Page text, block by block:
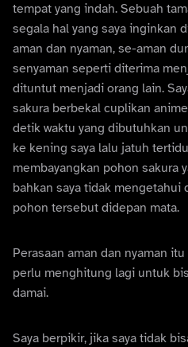
tempat yang indah. Sebuah
segala hal yang saya inginkan
aman dan nyaman, se-aman
senyaman seperti diterima
dituntut menjadi orang lain.
sakura berbekal cuplikan
detik waktu yang dibutuhkan
ke kening saya lalu jatuh
membayangkan pohon sakura
bahkan saya tidak
pohon tersebut didepan mata.
Perasaan aman dan nyaman
perlu menghitung lagi untuk
damai.
Saya berpikir, jika saya tidak